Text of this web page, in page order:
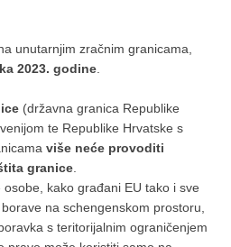
unutarnjim zračnim granicama,
2023. godine
(državna granica Republike
te Republike Hrvatske s
više neće provoditi
granice
kako građani EU tako i sve
na schengenskom prostoru,
s teritorijalnim ograničenjem